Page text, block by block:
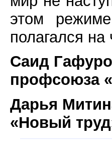
этом
полагался
Саид
профсоюза
Дарья
«Новый